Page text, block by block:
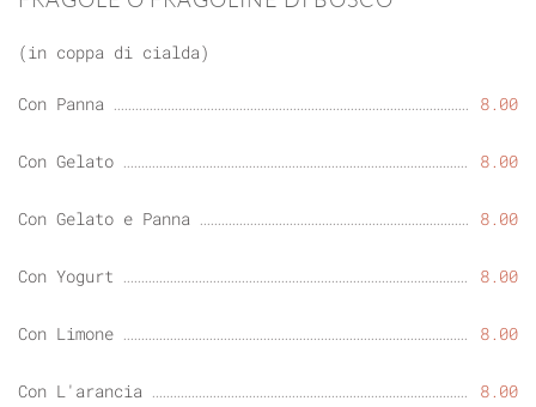
(in coppa di cialda)
Con Panna 8.00
Con Gelato 8.00
Con Gelato e Panna 8.00
Con Yogurt 8.00
Con Limone 8.00
Con L'arancia 8.00